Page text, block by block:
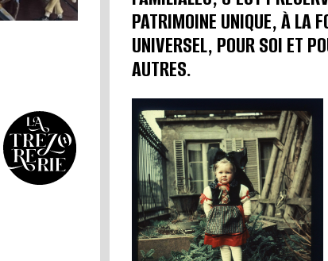
PATRIMOINE UNIQUE, À LA
UNIVERSEL, POUR SOI ET
AUTRES.